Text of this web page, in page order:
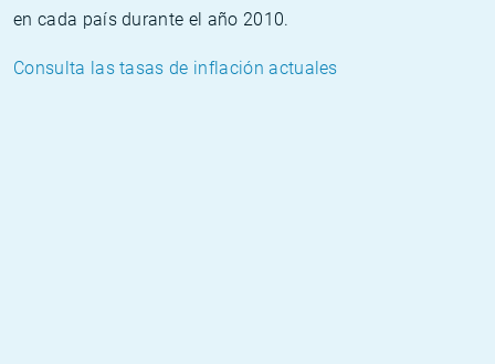
en cada país durante el año 2010.
Consulta las tasas de inflación actuales